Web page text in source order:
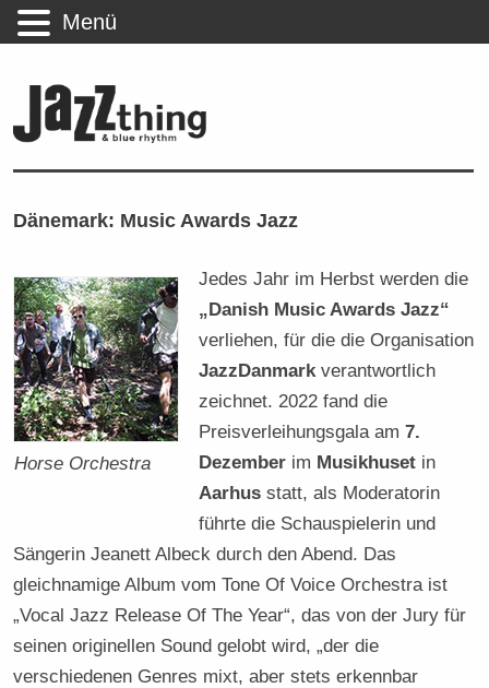
Dänemark: Music Awards Jazz
Horse Orchestra
Jedes Jahr im Herbst werden die
„Danish Music Awards Jazz“
verliehen, für die die Organisation
JazzDanmarkverantwortlich
zeichnet. 2022 fand die
Preisverleihungsgala am7.
Dezember im Musikhuset in
Aarhus statt, als Moderatorin
führte die Schauspielerin und
Sängerin Jeanett Albeck durch den Abend. Das
gleichnamige Album vom Tone Of Voice Orchestra ist
„Vocal Jazz Release Of The Year“, das von der Jury für
seinen originellen Sound gelobt wird, „der die
verschiedenen Genres mixt, aber stets erkennbar
Menü